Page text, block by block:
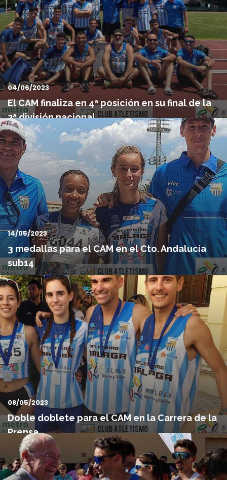
04/06/2023
El CAM finaliza en 4ª posición en su final de la
2ª división nacional
El Club Atletismo Málaga ha conseguido una fantástica 4ª
posición en Badajoz. El CAM ha finalizado hoy domingo 4º ...
14/05/2023
3 medallas para el CAM en el Cto. Andalucía
sub14
Este fin de semana el Club Atletismo Málaga ha obtenido
buenos resultados en el Campeonato de Andalucía Sub14
individu...
08/05/2023
Doble doblete para el CAM en la Carrera de la
Prensa
Este fin de semana el Club Atletismo Málaga ha conseguido un
doble doblete en la Carrera de la Prensa de Málaga Capita...